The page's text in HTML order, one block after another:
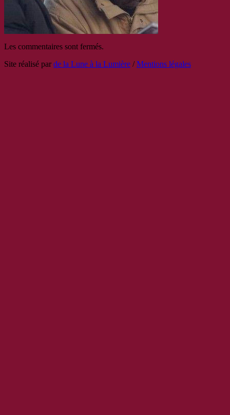
Les commentaires sont fermés.
Site réalisé parde la Lune à la Lumière /Mentions légales